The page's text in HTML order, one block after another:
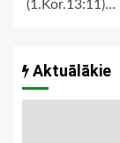
(1.Kor.13:11)...
Aktuālākie